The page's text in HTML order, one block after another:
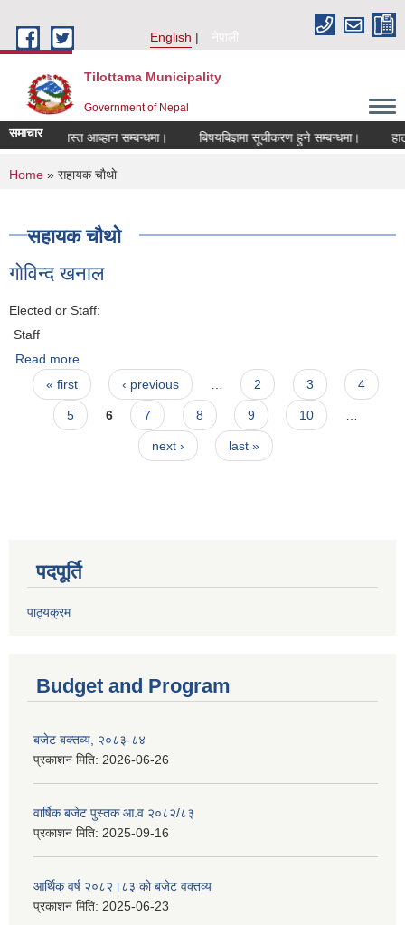
English
नेपाली
Tilottama Municipality
Government of Nepal
समाचार
दरखास्त आब्हान सम्बन्धमा। बिषयबिज्ञमा सूचीकरण हुने सम्बन्धमा।
You are here
Home » सहायक चाैथाे
सहायक चाैथाे
गाेविन्द खनाल
Elected or Staff:
Staff
Read more
Pages
« first ‹ previous … 2 3 4
5 6 7 8 9 10 …
next › last »
पदपूर्ति
पाठ्यक्रम
Budget and Program
बजेट बक्तव्य, २०८३-८४
प्रकाशन मिति: 2026-06-26
वार्षिक बजेट पुस्तक आ.व २०८२/८३
प्रकाशन मिति: 2025-09-16
आर्थिक वर्ष २०८२।८३ को बजेट वक्तव्य
प्रकाशन मिति: 2025-06-23